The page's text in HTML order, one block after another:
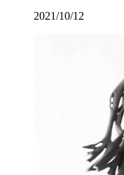
2021/10/12